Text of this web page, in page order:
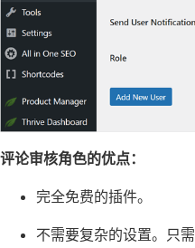
评论审核角色的优点：
完全免费的插件。
不需要复杂的设置。只需